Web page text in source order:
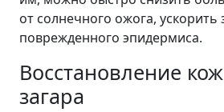
от солнечного ожога,
поврежденного эпидермиса.
Восстановление
загара